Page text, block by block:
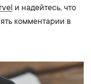
и надейтесь, что
комментарии в